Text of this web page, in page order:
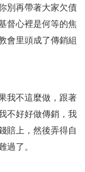
別再帶著大家欠債
督心裡是何等的焦
會里頭成了傳銷組
我不這麼做，跟著
不好好做傳銷，我
賠上，然後弄得自
過了。